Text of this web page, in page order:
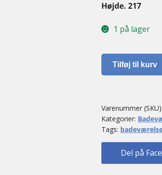
Højde. 217
1 på lager
Tophængt
badeværelses
Tilføj til kurv
Varenummer (SKU):
Kategorier:
Tags:
Del på